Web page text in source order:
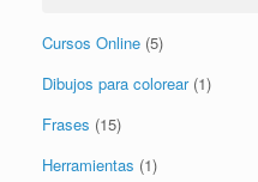
Cursos Online (5)
Dibujos para colorear (1)
Frases (15)
Herramientas (1)